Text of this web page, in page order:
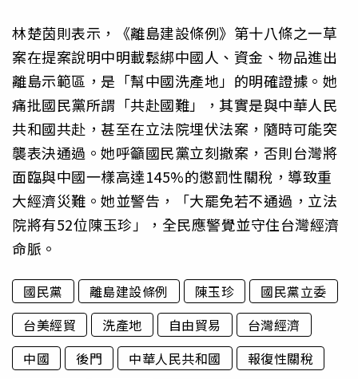
林楚茵則表示，《離島建設條例》第十八條之一草
案在提案說明中明載鬆綁中國人、資金、物品進出
離島示範區，是「幫中國洗產地」的明確證據。她
痛批國民黨所謂「共赴國難」，其實是與中華人民
共和國共赴，甚至在立法院埋伏法案，隨時可能突
襲表決通過。她呼籲國民黨立刻撤案，否則台灣將
面臨與中國一樣高達145%的懲罰性關稅，導致重
大經濟災難。她並警告，「大罷免若不通過，立法
院將有52位陳玉珍」，全民應警覺並守住台灣經濟
命脈。
國民黨 離島建設條例 陳玉珍
國民黨立委
台美經貿
洗產地 自由貿易
台灣經濟
中國
後門 中華人民共和國
報復性關稅